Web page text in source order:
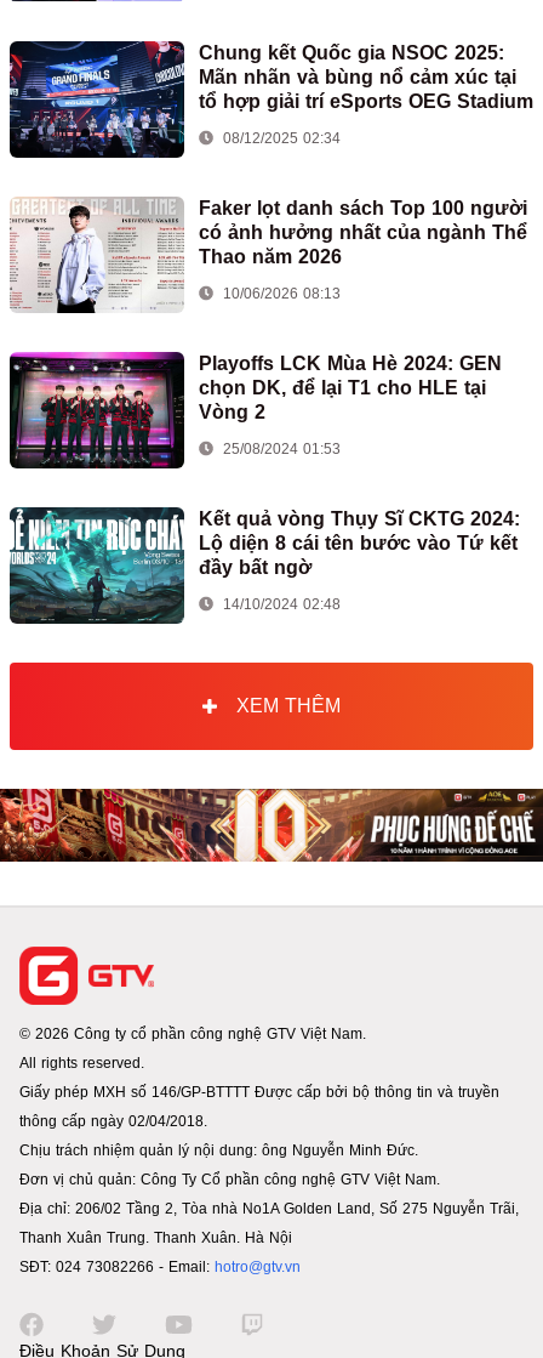
Chung kết Quốc gia NSOC 2025:
Mãn nhãn và bùng nổ cảm xúc tại
tổ hợp giải trí eSports OEG Stadium
08/12/2025 02:34
Faker lọt danh sách Top 100 người
có ảnh hưởng nhất của ngành Thể
Thao năm 2026
10/06/2026 08:13
Playoffs LCK Mùa Hè 2024: GEN
chọn DK, để lại T1 cho HLE tại
Vòng 2
25/08/2024 01:53
Kết quả vòng Thụy Sĩ CKTG 2024:
Lộ diện 8 cái tên bước vào Tứ kết
đầy bất ngờ
14/10/2024 02:48
XEM THÊM
© 2026 Công ty cổ phần công nghệ GTV Việt Nam.
All rights reserved.
Giấy phép MXH số 146/GP-BTTTT Được cấp bởi bộ thông tin và truyền
thông cấp ngày 02/04/2018.
Chịu trách nhiệm quản lý nội dung: ông Nguyễn Minh Đức.
Đơn vị chủ quản: Công Ty Cổ phần công nghệ GTV Việt Nam.
Địa chỉ: 206/02 Tầng 2, Tòa nhà No1A Golden Land, Số 275 Nguyễn Trãi,
Thanh Xuân Trung. Thanh Xuân. Hà Nội
SĐT: 024 73082266 - Email: hotro@gtv.vn
Điều Khoản Sử Dụng